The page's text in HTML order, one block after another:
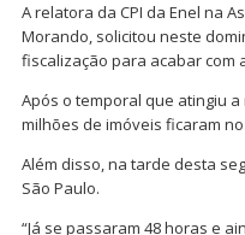
A relatora da CPI da Enel na
Morando, solicitou neste
fiscalização para acabar com
Após o temporal que atingiu
milhões de imóveis ficaram
Além disso, na tarde desta
São Paulo.
“Já se passaram 48 horas e